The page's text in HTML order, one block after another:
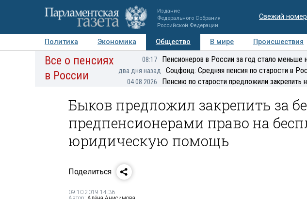
Издание
Федерального Собрания
Российской Федерации
Свежий номер
Политика Экономика Общество В мире Происшествия
Авторы Персоны Мнения Регионы Медиацентр
Все о пенсиях
в России
08:17 Пенсионеров в России за год стало меньше
два дня назад Соцфонд: Средняя пенсия по старости в
04.08.2026 Пенсию по старости предложили закрепить
Быков предложил закрепить за
предпенсионерами право на
юридическую помощь
Поделиться
09.10.2019 14:36